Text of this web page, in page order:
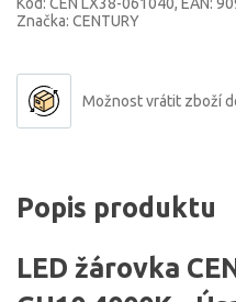
Značka: CENTURY
Možnost vrátit zboží
Popis produktu
LED žárovka